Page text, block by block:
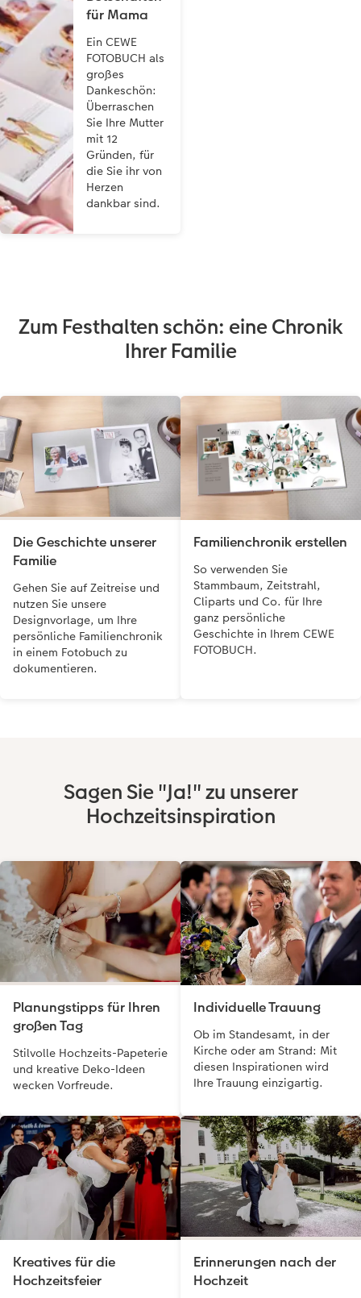
für Mama
Ein CEWE
FOTOBUCH als
großes
Dankeschön:
Überraschen
Sie Ihre Mutter
mit 12
Gründen, für
die Sie ihr von
Herzen
dankbar sind.
Zum Festhalten schön: eine Chronik
Ihrer Familie
Die Geschichte unserer
Familie
Gehen Sie auf Zeitreise und
nutzen Sie unsere
Designvorlage, um Ihre
persönliche Familienchronik
in einem Fotobuch zu
dokumentieren.
Familienchronik erstellen
So verwenden Sie
Stammbaum, Zeitstrahl,
Cliparts und Co. für Ihre
ganz persönliche
Geschichte in Ihrem CEWE
FOTOBUCH.
Sagen Sie "Ja!" zu unserer
Hochzeitsinspiration
Planungstipps für Ihren
großen Tag
Stilvolle Hochzeits-Papeterie
und kreative Deko-Ideen
wecken Vorfreude.
Individuelle Trauung
Ob im Standesamt, in der
Kirche oder am Strand: Mit
diesen Inspirationen wird
Ihre Trauung einzigartig.
Kreatives für die
Hochzeitsfeier
Erinnerungen nach der
Hochzeit